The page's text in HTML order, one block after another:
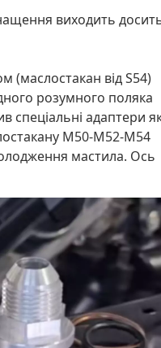
виходить
від S54)
розумного поляка
адаптери
M50-M52-M54
мастила. Ось